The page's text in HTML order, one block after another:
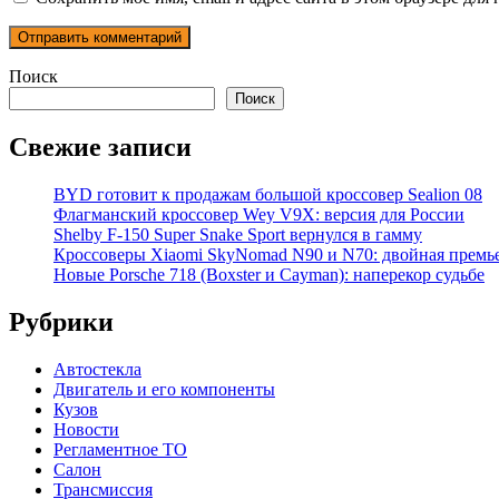
Поиск
Поиск
Свежие записи
BYD готовит к продажам большой кроссовер Sealion 08
Флагманский кроссовер Wey V9X: версия для России
Shelby F-150 Super Snake Sport вернулся в гамму
Кроссоверы Xiaomi SkyNomad N90 и N70: двойная
Новые Porsche 718 (Boxster и Cayman): наперекор судьбе
Рубрики
Автостекла
Двигатель и его компоненты
Кузов
Новости
Регламентное ТО
Салон
Трансмиссия